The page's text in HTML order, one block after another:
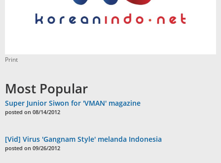
Print
Most Popular
Super Junior Siwon for 'VMAN' magazine
posted on 08/14/2012
[Vid] Virus 'Gangnam Style' melanda Indonesia
posted on 09/26/2012